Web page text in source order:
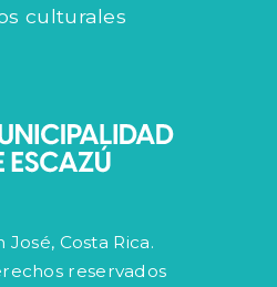
culturales
José, Costa Rica.
reservados